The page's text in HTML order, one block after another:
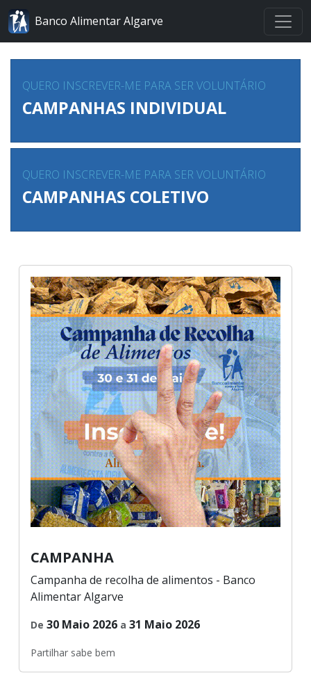
Banco Alimentar Algarve
QUERO INSCREVER-ME PARA SER VOLUNTÁRIO
CAMPANHAS INDIVIDUAL
QUERO INSCREVER-ME PARA SER VOLUNTÁRIO
CAMPANHAS COLETIVO
CAMPANHA
Campanha de recolha de alimentos - Banco
Alimentar Algarve
De 30 Maio 2026 a 31 Maio 2026
Partilhar sabe bem